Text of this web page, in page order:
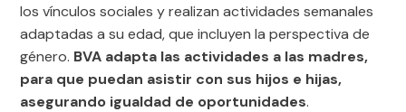
los vínculos sociales y realizan actividades semanales
adaptadas a su edad, que incluyen la perspectiva de
género. BVA adapta las actividades a las madres,
para que puedan asistir con sus hijos e hijas,
asegurando igualdad de oportunidades.